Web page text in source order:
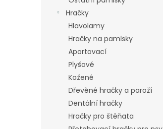
Hračky
Hlavolamy
Hračky na pamlsky
Aportovací
Plyšové
Kožené
Dřevěné hračky a paroží
Dentální hračky
Hračky pro štěňata